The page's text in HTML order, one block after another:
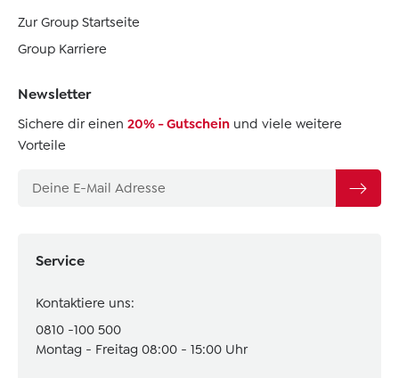
Service
Kontaktiere uns:
0810 -100 500
Montag - Freitag 08:00 - 15:00 Uhr
Zur Group Startseite
Group Karriere
Newsletter
Sichere dir einen 20% - Gutschein und viele weitere
Vorteile